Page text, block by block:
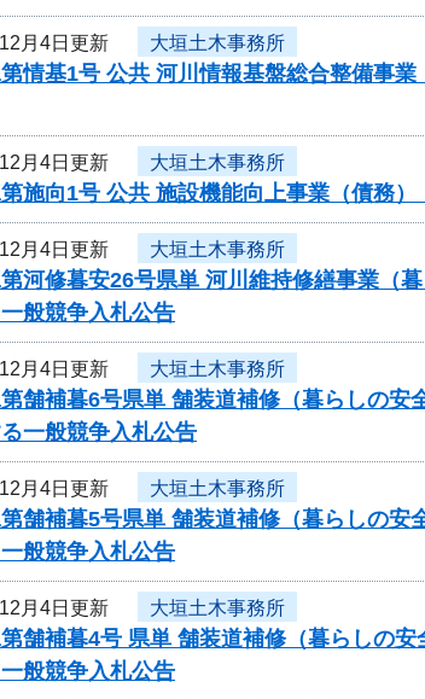
月4日更新 大垣土木事務所
情基1号 公共 河川情報基盤総合整備事
月4日更新 大垣土木事務所
施向1号 公共 施設機能向上事業（債務
月4日更新 大垣土木事務所
河修暮安26号県単 河川維持修繕事業
般競争入札公告
月4日更新 大垣土木事務所
舗補暮6号県単 舗装道補修（暮らしの
一般競争入札公告
月4日更新 大垣土木事務所
舗補暮5号県単 舗装道補修（暮らしの
般競争入札公告
月4日更新 大垣土木事務所
舗補暮4号 県単 舗装道補修（暮らしの
般競争入札公告